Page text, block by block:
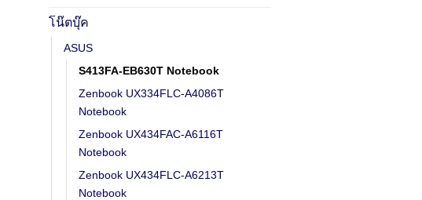
โน๊ตบุ๊ค
ASUS
S413FA-EB630T Notebook
Zenbook UX334FLC-A4086T
Notebook
Zenbook UX434FAC-A6116T
Notebook
Zenbook UX434FLC-A6213T
Notebook